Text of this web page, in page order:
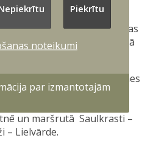
kaujas šaušanas,
troksni. Šaušanas
arī diennakts tumšajā laikā
īslaicīgi ceļu satiksmes
militārās tehnikas
ceļiem militārā
un maršrutā Saulkrasti –
– Lielvārde.
Piekrītu
noteikumi
par izmantotajām